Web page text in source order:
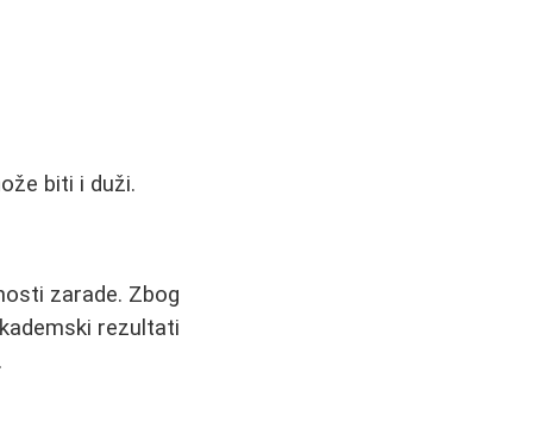
biti i duži.
zarade. Zbog
rezultati